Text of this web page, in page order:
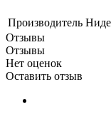
Производитель
Отзывы
Отзывы
Нет оценок
Оставить отзыв